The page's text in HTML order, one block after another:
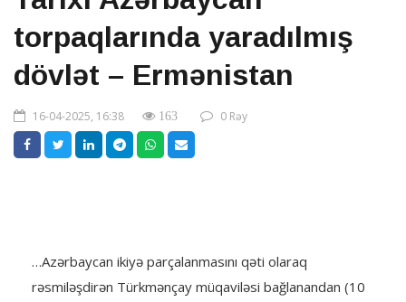
torpaqlarında yaradılmış
dövlət – Ermənistan
16-04-2025, 16:38 163 0 Rəy
…Azərbaycan ikiyə parçalanmasını qəti olaraq
rəsmiləşdirən Türkmənçay müqaviləsi bağlanandan (10